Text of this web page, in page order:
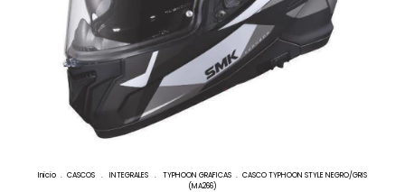
Inicio . CASCOS . INTEGRALES . TYPHOON GRAFICAS . CASCO TYPHOON STYLE NEGRO/GRIS
(MA266)